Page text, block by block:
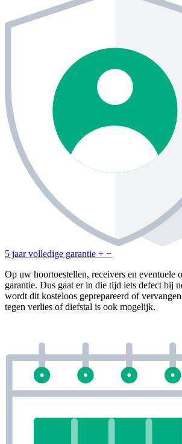
5 jaar volledige garantie + −
Op uw hoortoestellen, receivers en eventuele
garantie. Dus gaat er in die tijd iets defect bij
wordt dit kosteloos geprepareerd of
tegen verlies of diefstal is ook mogelijk.